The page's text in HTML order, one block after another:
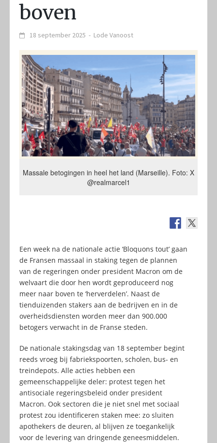
boven
18 september 2025 - Lode Vanoost
Massale betogingen in heel het land (Marseille). Foto: X
@realmarcel1
Een week na de nationale actie ‘Bloquons tout’ gaan
de Fransen massaal in staking tegen de plannen
van de regeringen onder president Macron om de
welvaart die door hen wordt geproduceerd nog
meer naar boven te ‘herverdelen’. Naast de
tienduizenden stakers aan de bedrijven en in de
overheidsdiensten worden meer dan 900.000
betogers verwacht in de Franse steden.
De nationale stakingsdag van 18 september begint
reeds vroeg bij fabriekspoorten, scholen, bus- en
treindepots. Alle acties hebben een
gemeenschappelijke deler: protest tegen het
antisociale regeringsbeleid onder president
Macron. Ook sectoren die je niet snel met sociaal
protest zou identificeren staken mee: zo sluiten
apothekers de deuren, al blijven ze toegankelijk
voor de levering van dringende geneesmiddelen.